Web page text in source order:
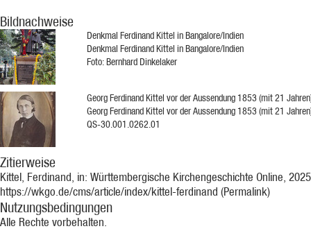
Bildnachweise
Denkmal Ferdinand Kittel in Bangalore/Indien
Denkmal Ferdinand Kittel in Bangalore/Indien
Foto: Bernhard Dinkelaker
Georg Ferdinand Kittel vor der Aussendung 1853 (mit 21
Georg Ferdinand Kittel vor der Aussendung 1853 (mit 21
QS-30.001.0262.01
Zitierweise
Kittel, Ferdinand, in: Württembergische Kirchengeschichte Online, 2025
https://wkgo.de/cms/article/index/kittel-ferdinand (Permalink)
Nutzungsbedingungen
Alle Rechte vorbehalten.